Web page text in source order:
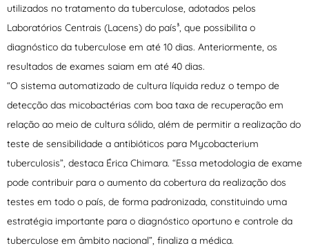
utilizados no tratamento da tuberculose, adotados pelos
Laboratórios Centrais (Lacens) do país³, que possibilita o
diagnóstico da tuberculose em até 10 dias. Anteriormente, os
resultados de exames saiam em até 40 dias.
“O sistema automatizado de cultura líquida reduz o tempo de
detecção das micobactérias com boa taxa de recuperação em
relação ao meio de cultura sólido, além de permitir a realização do
teste de sensibilidade a antibióticos para Mycobacterium
tuberculosis”, destaca Érica Chimara. “Essa metodologia de exame
pode contribuir para o aumento da cobertura da realização dos
testes em todo o país, de forma padronizada, constituindo uma
estratégia importante para o diagnóstico oportuno e controle da
tuberculose em âmbito nacional”, finaliza a médica.